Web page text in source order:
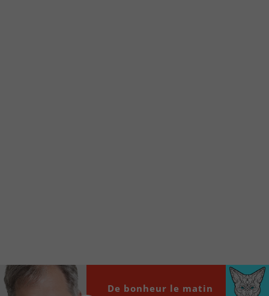
Audio
00:00
De bonheur le matin